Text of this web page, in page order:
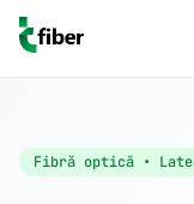
Fibră optică •